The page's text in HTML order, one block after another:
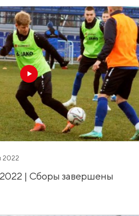
2022
| Сборы завершены